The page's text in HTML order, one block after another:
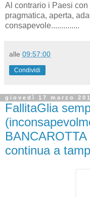
Al contrario i Paesi
pragmatica, aperta,
consapevole..............
alle 09:57:00
Condividi
giovedì 17 marzo
FallitaGlia
continua a